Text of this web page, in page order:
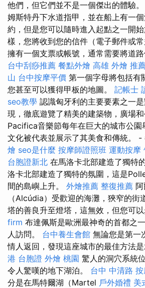
他們，但它們並不是一個傑出的體驗
姆斯特丹下水道指甲，並在船上有一
約，但是您可以隨時進入起點之一開
樣，您將收到您的信件（電子郵件或
擁有一個支票或帳號，通常需要將道路
台中刮痧推薦 餐點外燴 高雄 外燴 推
山 台中按摩平價 第一個字母將包括有
您甚至可以獲得甲板的地圖。 記帳士
seo教學 認識匈牙利的主要要素之一
現，徹底遊覽了精美的建築物，廣場
Pacifica音樂節每年在巨大的城市公園
文化被代表並展示了其美食和傳統。 -
燴 seo是什麼 按摩師證照班 運動按摩
台胞證新北 在馬洛卡北部建造了獨特
洛卡北部建造了獨特的氛圍，這是
間的島嶼上升。 外燴推薦 整復推薦
（Alcúdia）受歡迎的海灘，狹窄的街
塔的善良升至燈塔，這無效，但您可以
firm 布達佩斯是歐洲最神奇的首都之
人訪問。 台中養生會館 無論您是第一
情人返回，發現這座城市的最佳方法
港 台胞證 外燴 桃園 驚人的洞穴系統
令人驚嘆的地下湖泊。 台中 中清路
分是在馬特爾湖（Martel 戶外婚禮 美